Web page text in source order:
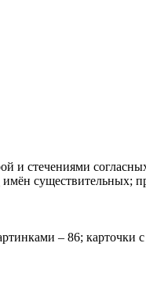
и стечениями
существительных;
– 86;